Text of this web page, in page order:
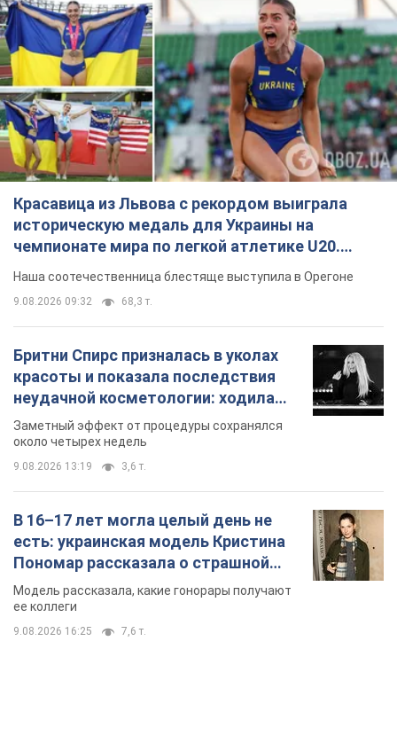
Красавица из Львова с рекордом выиграла
историческую медаль для Украины на
чемпионате мира по легкой атлетике U20.
Видео
Наша соотечественница блестяще выступила в Орегоне
9.08.2026 09:32 68,3 т.
Бритни Спирс призналась в уколах
красоты и показала последствия
неудачной косметологии: ходила
так почти месяц
Заметный эффект от процедуры сохранялся
около четырех недель
9.08.2026 13:19 3,6 т.
В 16–17 лет могла целый день не
есть: украинская модель Кристина
Пономар рассказала о страшной
стороне модельной карьеры
Модель рассказала, какие гонорары получают
ее коллеги
9.08.2026 16:25 7,6 т.